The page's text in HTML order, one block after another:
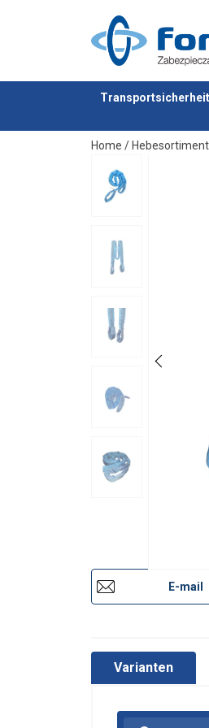
Transportsicherheit
Anfragen
Home /
E-mail
Varianten